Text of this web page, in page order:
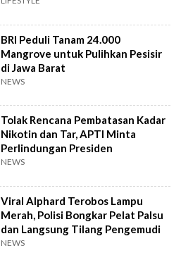
BRI Peduli Tanam 24.000
Mangrove untuk Pulihkan Pesisir
di Jawa Barat
NEWS
Tolak Rencana Pembatasan Kadar
Nikotin dan Tar, APTI Minta
Perlindungan Presiden
NEWS
Viral Alphard Terobos Lampu
Merah, Polisi Bongkar Pelat Palsu
dan Langsung Tilang Pengemudi
NEWS